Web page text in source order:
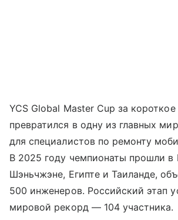
YCS Global Master Cup за
превратился в одну из главных
для специалистов по ремонту
В 2025 году чемпионаты прошли в
Шэньчжэне, Египте и Таиланде,
500 инженеров. Российский этап
мировой рекорд — 104 участника.